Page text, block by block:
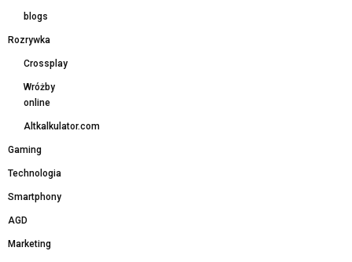
blogs
Rozrywka
Crossplay
Wróżby
online
Altkalkulator.com
Gaming
Technologia
Smartphony
AGD
Marketing